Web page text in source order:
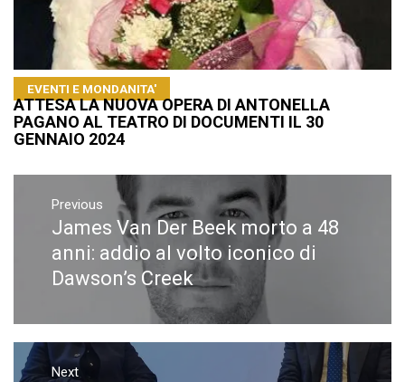
EVENTI E MONDANITA'
ATTESA LA NUOVA OPERA DI ANTONELLA
PAGANO AL TEATRO DI DOCUMENTI IL 30
GENNAIO 2024
Navigazione
articoli
Previous
Previous
post:
James Van Der Beek morto a 48
anni: addio al volto iconico di
Dawson’s Creek
Next